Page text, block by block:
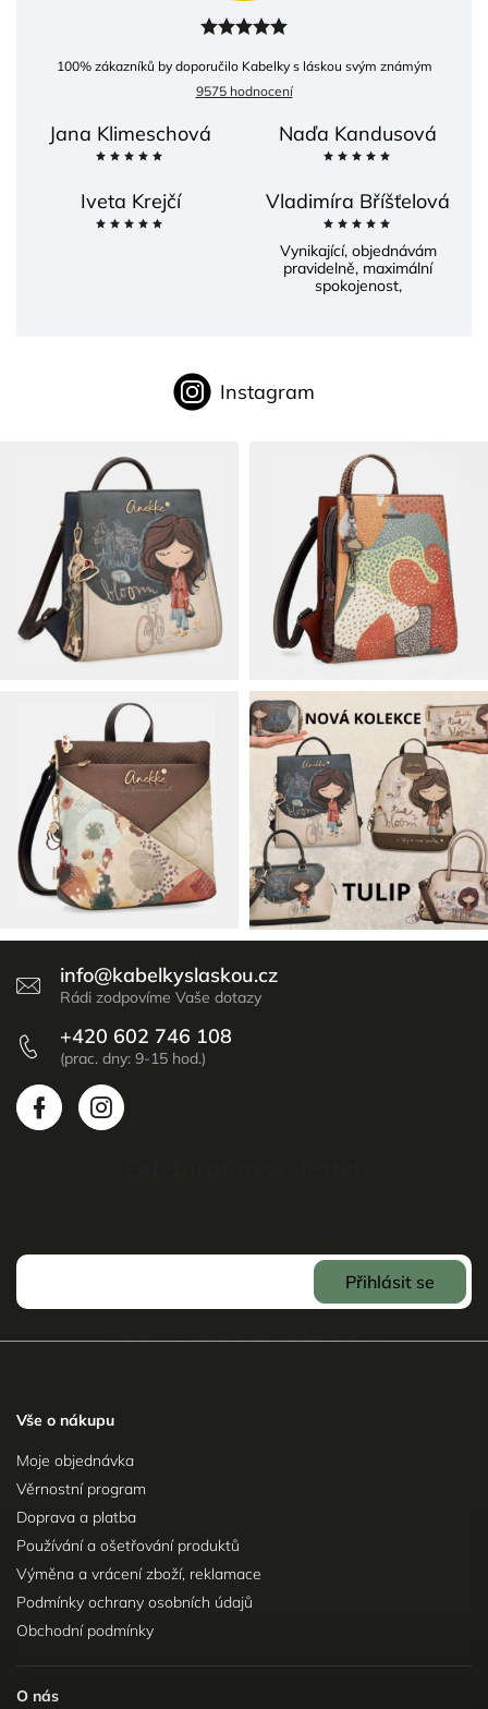
100% zákazníků by doporučilo Kabelky s láskou svým známým
9575 hodnocení
Jana Klimeschová Naďa Kandusová
Iveta Krejčí Vladimíra Bříšťelová
Vynikající, objednávám
pravidelně, maximální
spokojenost,
Instagram
info@kabelkyslaskou.cz
+420 602 746 108
Přihlásit se
Vše o nákupu
Moje objednávka
Věrnostní program
Doprava a platba
Používání a ošetřování produktů
Výměna a vrácení zboží, reklamace
Podmínky ochrany osobních údajů
Obchodní podmínky
O nás